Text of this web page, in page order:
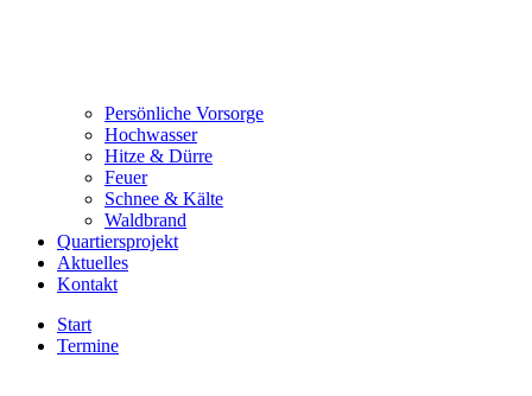
Persönliche Vorsorge
Hochwasser
Hitze & Dürre
Feuer
Schnee & Kälte
Waldbrand
Quartiersprojekt
Aktuelles
Kontakt
Start
Termine